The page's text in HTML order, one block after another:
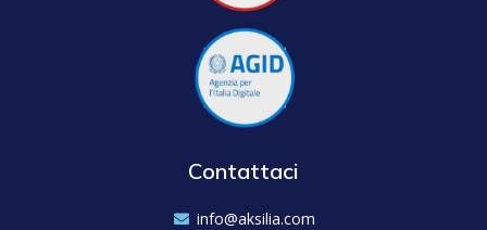
Contattaci
info@aksilia.com